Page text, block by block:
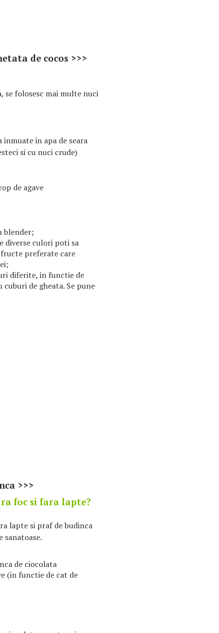
de cocos >>>
folosesc mai multe nuci
in apa de seara
si cu nuci crude)
de agave
blender;
diverse culori poti sa
fructe preferate care
diferite, in functie de
de gheata. Se pune
>>>
foc si fara lapte?
lapte si praf de budinca
sanatoase.
de ciocolata
(in functie de cat de